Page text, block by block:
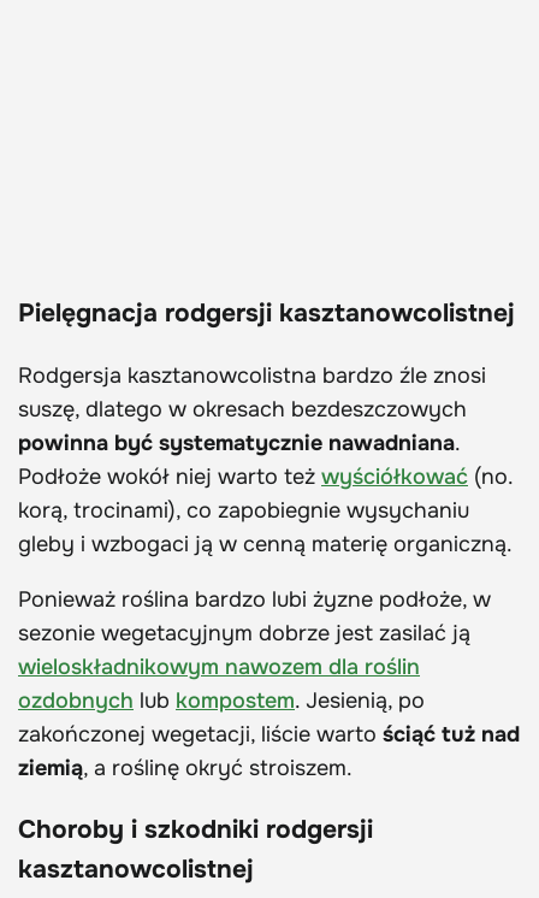
Pielęgnacja rodgersji kasztanowcolistnej
Rodgersja kasztanowcolistna bardzo źle znosi
suszę, dlatego w okresach bezdeszczowych
powinna być systematycznie nawadniana.
Podłoże wokół niej warto też wyściółkować (no.
korą, trocinami), co zapobiegnie wysychaniu
gleby i wzbogaci ją w cenną materię organiczną.
Ponieważ roślina bardzo lubi żyzne podłoże, w
sezonie wegetacyjnym dobrze jest zasilać ją
wieloskładnikowym nawozem dla roślin
ozdobnych lub kompostem. Jesienią, po
zakończonej wegetacji, liście warto ściąć tuż nad
ziemią, a roślinę okryć stroiszem.
Choroby i szkodniki rodgersji
kasztanowcolistnej